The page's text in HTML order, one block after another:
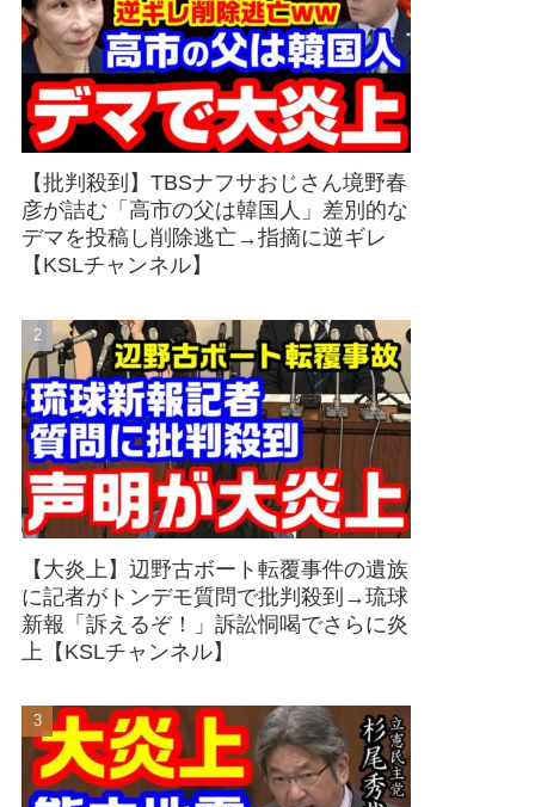
【批判殺到】TBSナフサおじさん境野春
彦が詰む「高市の父は韓国人」差別的な
デマを投稿し削除逃亡→指摘に逆ギレ
【KSLチャンネル】
【大炎上】辺野古ボート転覆事件の遺族
に記者がトンデモ質問で批判殺到→琉球
新報「訴えるぞ！」訴訟恫喝でさらに炎
上【KSLチャンネル】